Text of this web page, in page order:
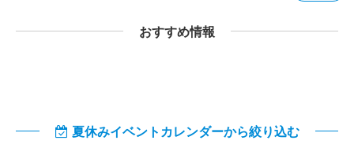
おすすめ情報
夏休みイベントカレンダーから絞り込む